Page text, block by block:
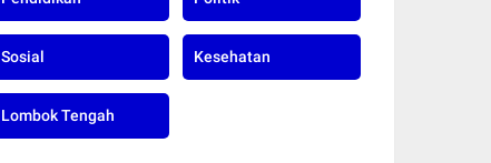
Sosial Kesehatan
Lombok Tengah